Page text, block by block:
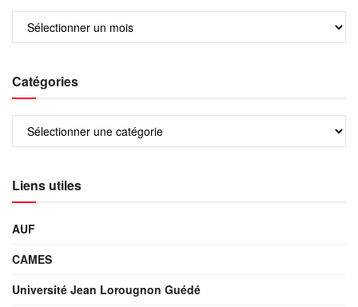
Catégories
Liens utiles
AUF
CAMES
Université Jean Lorougnon Guédé